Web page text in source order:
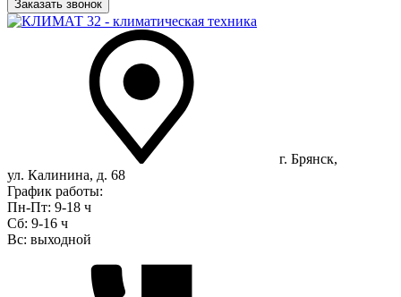
г. Брянск,
ул. Калинина, д. 68
График работы:
Пн-Пт: 9-18 ч
Сб: 9-16 ч
Вс: выходной